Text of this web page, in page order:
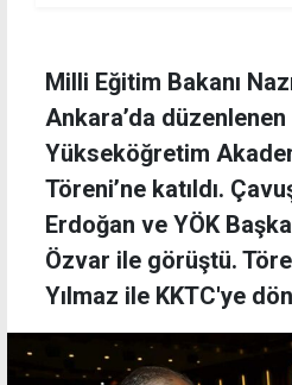
Milli Eğitim Bakanı
Ankara’da
Yükseköğretim
Töreni’ne katıldı.
Erdoğan ve YÖK
Özvar ile görüştü.
Yılmaz ile KKTC'ye